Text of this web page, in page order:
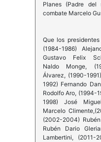
Planes (Padre del
combate Marcelo
Que los
(1984-1986)
Gustavo Felix
Naldo Monge,
Álvarez, (1990-
1992) Fernando
Rodolfo Aro, (1994-
1998) José
Marcelo
(2002-2004)
Rubén Dario
Lambertini, (2011-